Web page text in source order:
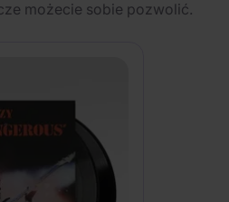
możecie sobie pozwolić.